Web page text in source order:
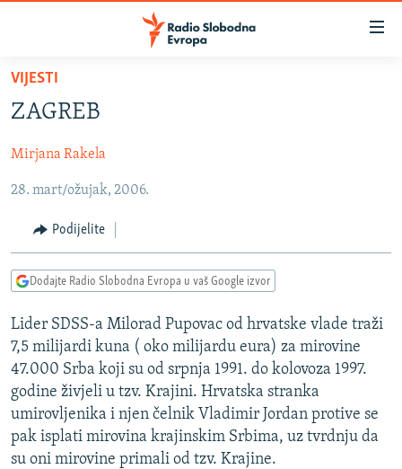
Pređite
glavni
Pređite
na
navigaciju
Pređite
na
pretragu
SRBIJA
KOSOVO
CRNA GORA
VIZUELNO
VIDEO
FOTOGALERIJE
INFOGRAFIKE
PODCASTI
RAT U UKRAJINI
KINA NA BALKANU
RSE PRIČE IZ SVIJETA
ISPRIČAJ MI
DNEVNO@RSE
VIJESTI
ZAGREB
Mirjana Rakela
28. mart/ožujak, 2006.
Podijelite
Dodajte Radio Slobodna Evropa u vaš Google izvor
Lider SDSS-a Milorad Pupovac od hrvatske vlade traži
7,5 milijardi kuna ( oko milijardu eura) za mirovine
47.000 Srba koji su od srpnja 1991. do kolovoza 1997.
godine živjeli u tzv. Krajini. Hrvatska stranka
umirovljenika i njen čelnik Vladimir Jordan protive se
pak isplati mirovina krajinskim Srbima, uz tvrdnju da
su oni mirovine primali od tzv. Krajine.